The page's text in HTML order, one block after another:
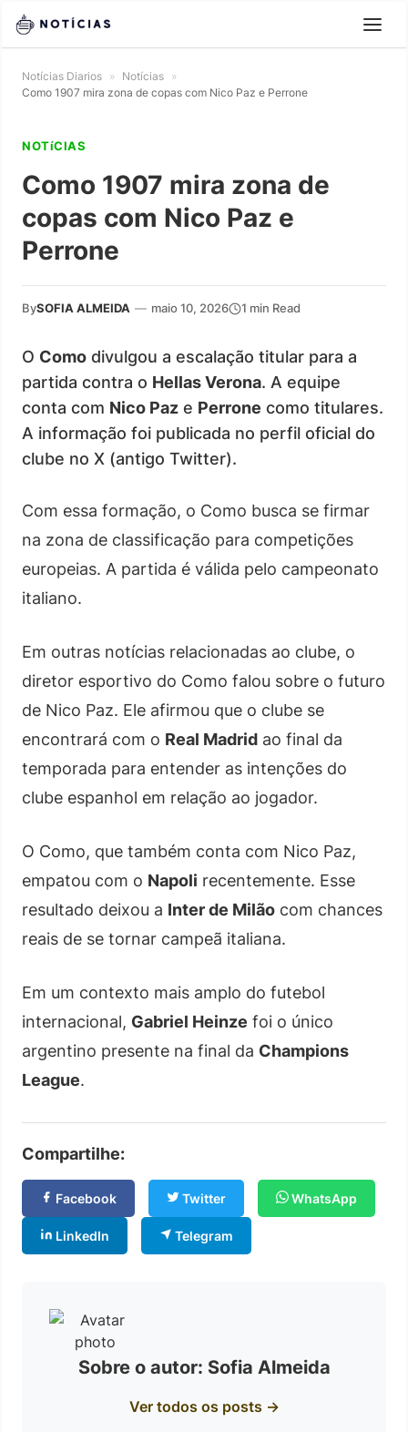
Notícias Diarios » Notícias »
Como 1907 mira zona de copas com Nico Paz e Perrone
NOTíCIAS
Como 1907 mira zona de
copas com Nico Paz e
Perrone
BySOFIA ALMEIDA — maio 10, 2026 1 min Read
O Como divulgou a escalação titular para a
partida contra o Hellas Verona. A equipe
conta com Nico Paz e Perrone como titulares.
A informação foi publicada no perfil oficial do
clube no X (antigo Twitter).
Com essa formação, o Como busca se firmar
na zona de classificação para competições
europeias. A partida é válida pelo campeonato
italiano.
Em outras notícias relacionadas ao clube, o
diretor esportivo do Como falou sobre o futuro
de Nico Paz. Ele afirmou que o clube se
encontrará com o Real Madrid ao final da
temporada para entender as intenções do
clube espanhol em relação ao jogador.
O Como, que também conta com Nico Paz,
empatou com o Napoli recentemente. Esse
resultado deixou a Inter de Milão com chances
reais de se tornar campeã italiana.
Em um contexto mais amplo do futebol
internacional, Gabriel Heinze foi o único
argentino presente na final da Champions
League.
Compartilhe:
Facebook Twitter WhatsApp
LinkedIn Telegram
Sobre o autor: Sofia Almeida
Ver todos os posts →